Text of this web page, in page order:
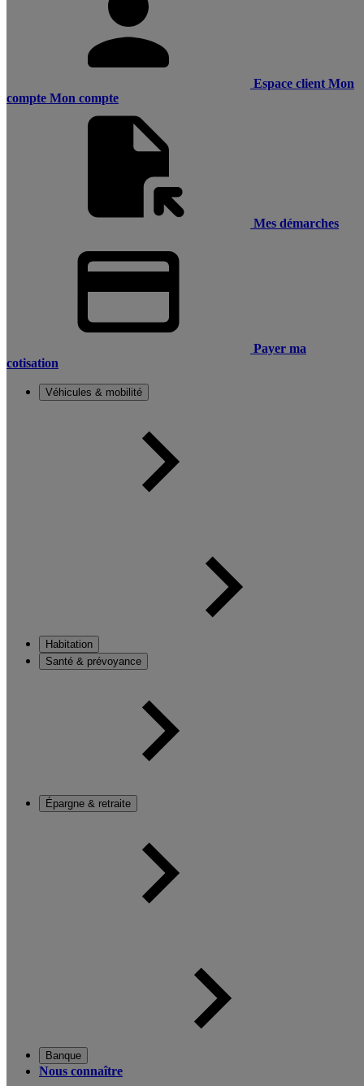
Espace client Mon
compte Mon compte
Mes démarches
Payer ma
cotisation
Véhicules & mobilité
Habitation
Santé & prévoyance
Épargne & retraite
Banque
Nous connaître